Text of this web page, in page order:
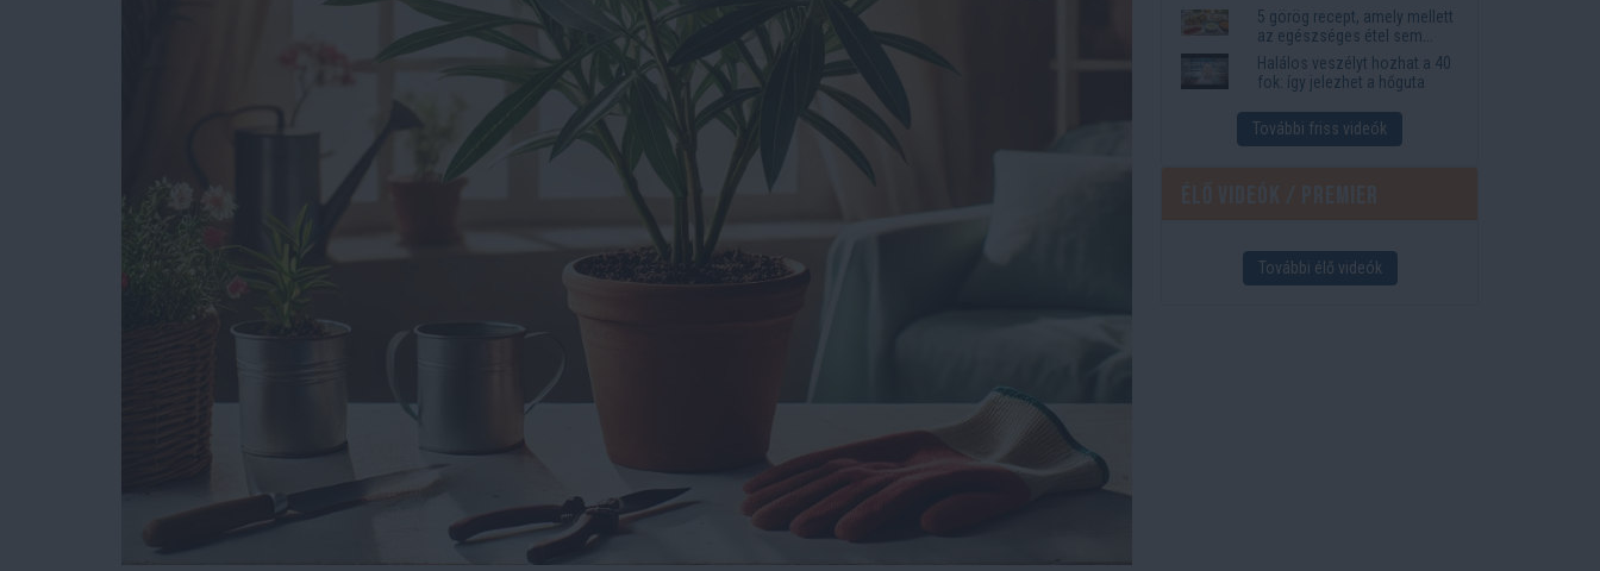
5 görög recept, amely mellett
az egészséges étel sem
tűnik lemondásnak
Halálos veszélyt hozhat a 40
fok: így jelezhet a hőguta
További friss videók
További élő videók